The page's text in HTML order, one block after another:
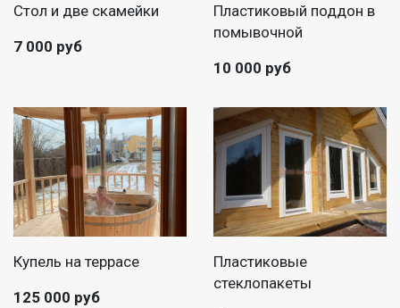
Стол и две скамейки
7 000 руб
Пластиковый поддон в
помывочной
10 000 руб
Купель на террасе
125 000 руб
Пластиковые
стеклопакеты